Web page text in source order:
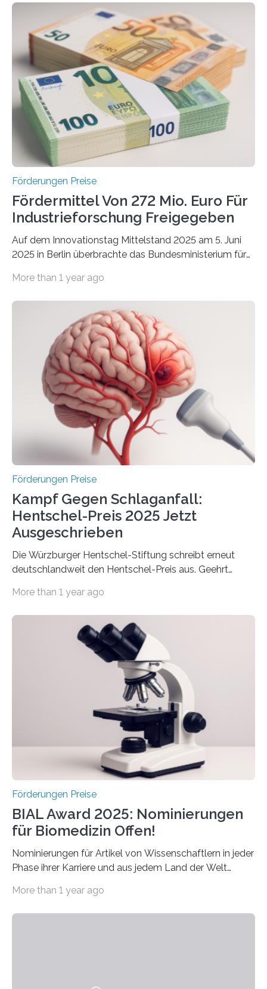
Förderungen Preise
Fördermittel Von 272 Mio. Euro Für
Industrieforschung Freigegeben
Auf dem Innovationstag Mittelstand 2025 am 5. Juni
2025 in Berlin überbrachte das Bundesministerium für
Überplanmäßige Verpflichtungsermächtigungen in
Woche vom Haushaltsausschuss freigegeben – unter
anderem zur Unterstützung der
Industrieforschungsprogramme Industrielle
Gemeinschaftsforschung (IGF), Zentrales
Innovationsprogramm Mittelstand (ZIM) und
Innovationskompetenz INNO-KOM. Auf dem
Innovationstag Mittelstand 2025 am 5. Juni 2025 in
Berlin überbrachte das Bundesministerium für
Wirtschaft und Energie eine gute Nachricht:
Überplanmäßige Verpflichtungsermächtigungen in
More than 1 year ago
Förderungen Preise
Kampf Gegen Schlaganfall:
Hentschel-Preis 2025 Jetzt
Ausgeschrieben
Die Würzburger Hentschel-Stiftung schreibt erneut
deutschlandweit den Hentschel-Preis aus. Geehrt
hochrangige wissenschaftliche Publikation zum Thema
Schlaganfall“ mit Sitz in Würzburg fördert die
Schlaganfallforschung, um die Behandlung der
Betroffenen zu verbessern. Dazu schreibt sie auch in
diesem Jahr wieder deutschlandweit den Hentschel-
Preis aus. Er richtet sich gezielt an jüngere
Forscherinnen und Forscher unter 40 Jahren. Geehrt
werden soll eine herausragende Doktorarbeit oder eine
hochrangige wissenschaftliche Publikation zum Thema
More than 1 year ago
Förderungen Preise
BIAL Award 2025: Nominierungen
für Biomedizin Offen!
Nominierungen für Artikel von Wissenschaftlern in jeder
Phase ihrer Karriere und aus jedem Land der Welt
Leben gerufen, um die bemerkenswertesten
More than 1 year ago